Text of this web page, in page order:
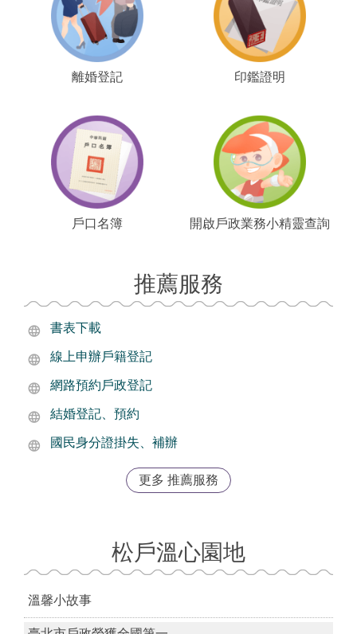
離婚登記 印鑑證明
戶口名簿 開啟戶政業務小精靈查詢
推薦服務
書表下載
線上申辦戶籍登記
網路預約戶政登記
結婚登記、預約
國民身分證掛失、補辦
更多 推薦服務
松戶溫心園地
溫馨小故事